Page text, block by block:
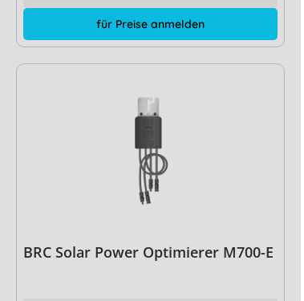
für Preise anmelden
BRC Solar Power Optimierer M700-E